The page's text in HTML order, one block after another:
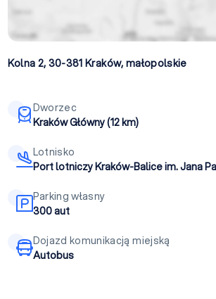
Kolna 2, 30-381Kraków, małopolskie
Dworzec
Kraków Główny (12 km)
Lotnisko
Port lotniczy Kraków-Balice im. Jana
Parking własny
300 aut
Dojazd komunikacją miejską
Autobus